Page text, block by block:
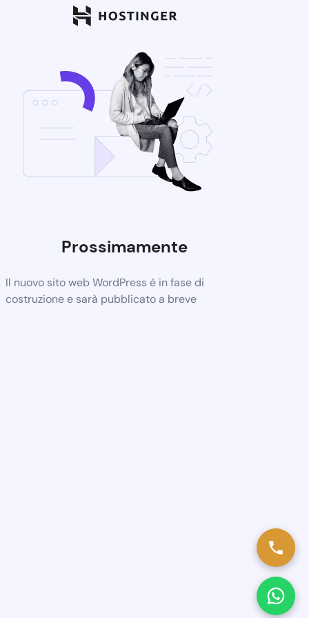
Prossimamente
Il nuovo sito web WordPress è in fase di
costruzione e sarà pubblicato a breve